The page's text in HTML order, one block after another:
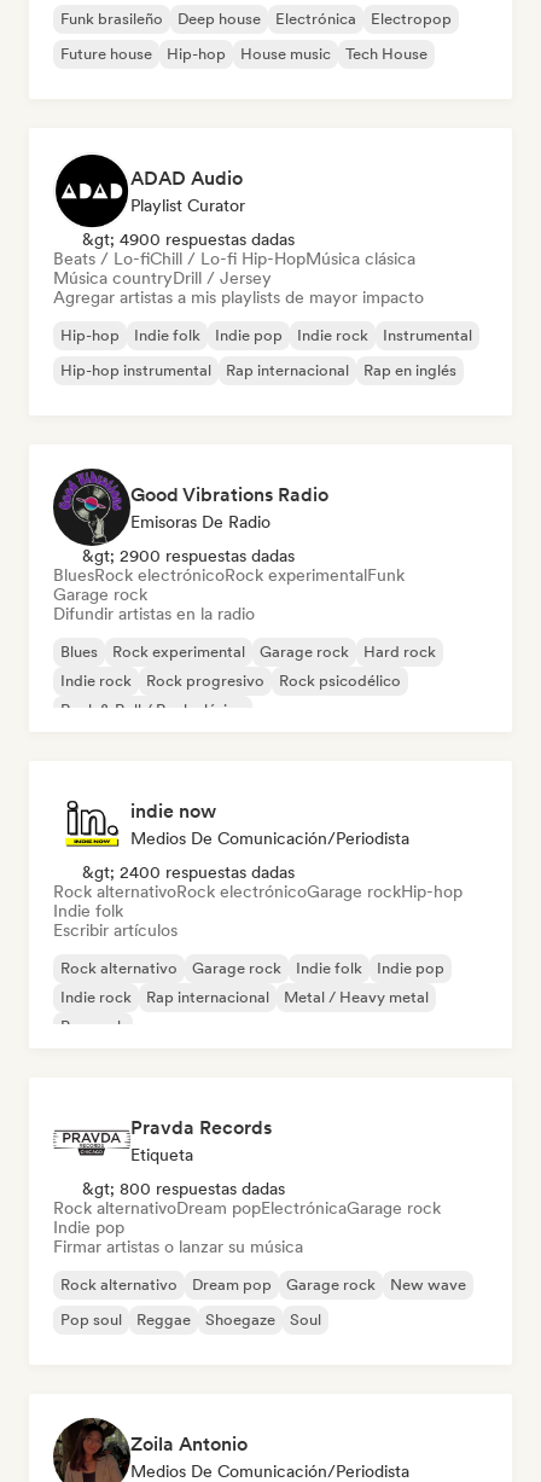
Funk brasileño Deep house Electrónica
Electropop
Future house
Hip-hop House music Tech House
ADAD Audio
Playlist Curator
&gt; 4900 respuestas dadas
Beats / Lo-fiChill / Lo-fi Hip-HopMúsica clásica
Música countryDrill / Jersey
Agregar artistas a mis playlists de mayor impacto
Hip-hop Indie folk Indie pop Indie rock
Instrumental
Hip-hop instrumental
Rap internacional Rap en inglés
Good Vibrations Radio
Emisoras De Radio
&gt; 2900 respuestas dadas
BluesRock electrónicoRock experimentalFunk
Garage rock
Difundir artistas en la radio
Blues Rock experimental Garage rock
Hard rock
Indie rock
Rock progresivo
Rock psicodélico
Rock & Roll / Rock clásico
indie now
Medios De Comunicación/Periodista
&gt; 2400 respuestas dadas
Rock alternativoRock electrónicoGarage rockHip-hop
Indie folk
Escribir artículos
Rock alternativo Garage rock Indie folk
Indie pop
Indie rock
Rap internacional
Metal / Heavy metal
Pop rock
Pravda Records
Etiqueta
&gt; 800 respuestas dadas
Rock alternativoDream popElectrónicaGarage rock
Indie pop
Firmar artistas o lanzar su música
Rock alternativo Dream pop Garage rock
New wave
Pop soul
Reggae Shoegaze Soul
Zoila Antonio
Medios De Comunicación/Periodista